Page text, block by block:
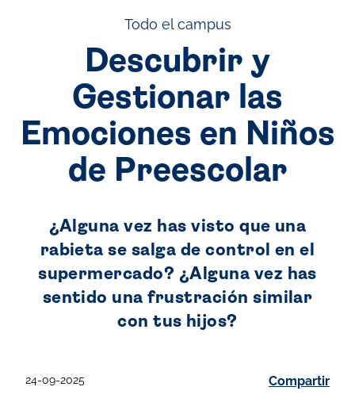
Todo el campus
Descubrir y
Gestionar las
Emociones en Niños
de Preescolar
¿Alguna vez has visto que una
rabieta se salga de control en el
supermercado? ¿Alguna vez has
sentido una frustración similar
con tus hijos?
24-09-2025 Compartir